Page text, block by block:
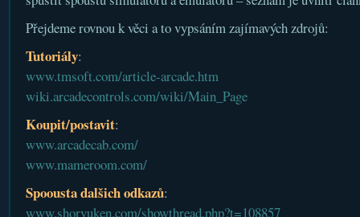
Přejdeme rovnou k věci a to vypsáním zajímavých zdrojů:
Tutoriály:
www.tmsoft.com/article-arcade.htm
wiki.arcadecontrols.com/wiki/Main_Page
Koupit/postavit:
www.arcadecab.com/
www.mameroom.com/
Spoousta dalšich odkazů:
www.shoryuken.com/showthread.php?t=108857